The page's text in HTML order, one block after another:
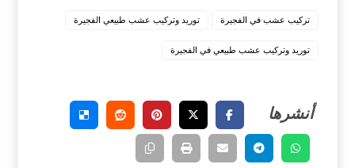
تركيب عشب في الفجيرة توريد وتركيب عشب طبيعي الفجيرة
توريد وتركيب عشب طبيعي في الفجيرة